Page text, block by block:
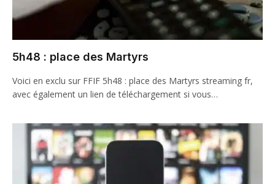
5h48 : place des Martyrs
Voici en exclu sur FFIF 5h48 : place des Martyrs streaming fr,
avec également un lien de téléchargement si vous…